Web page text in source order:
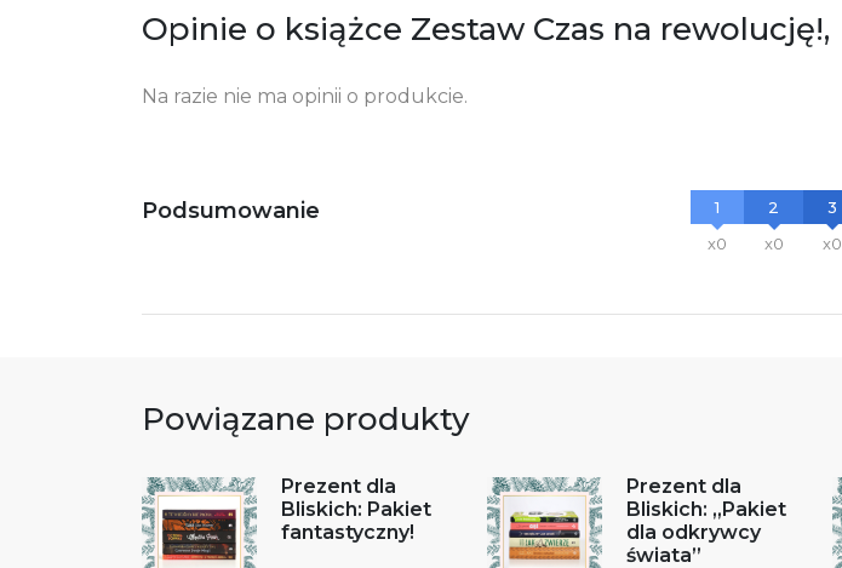
Opinie o książce Zestaw Czas na rewolucję!,
Na razie nie ma opinii o produkcie.
Podsumowanie
1
x0
2
x0
3
x0
Powiązane produkty
Prezent dla
Bliskich: Pakiet
fantastyczny!
Prezent dla
Bliskich: „Pakiet
dla odkrywcy
świata”